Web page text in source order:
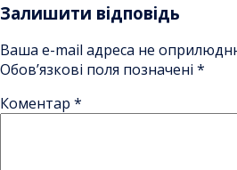
Залишити відповідь
Ваша e-mail адреса не
Обов’язкові поля позначені *
Коментар *